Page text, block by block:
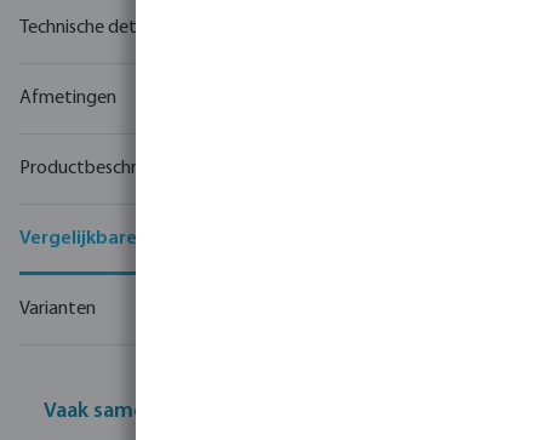
Technische details
Afmetingen
Productbeschrijving
Vergelijkbare producten
Varianten
Vaak samen gekocht